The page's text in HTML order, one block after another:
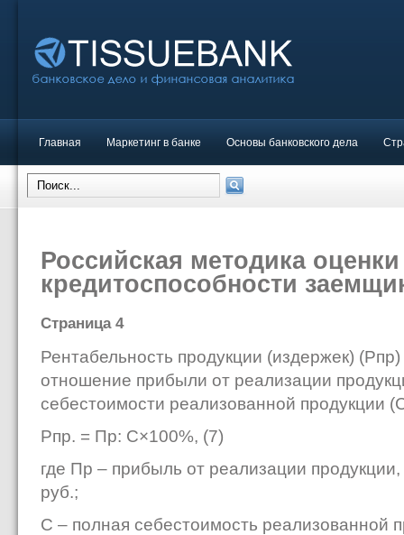
Главная Маркетинг в банке Основы банковского дела
Российская методика оценки
кредитоспособности
Страница 4
Рентабельность продукции (издержек) (Рпр)
отношение прибыли от реализации
себестоимости реализованной продукции
Pпр. = Пр: С×100%, (7)
где Пр – прибыль от реализации продукции,
руб.;
С – полная себестоимость реализованной